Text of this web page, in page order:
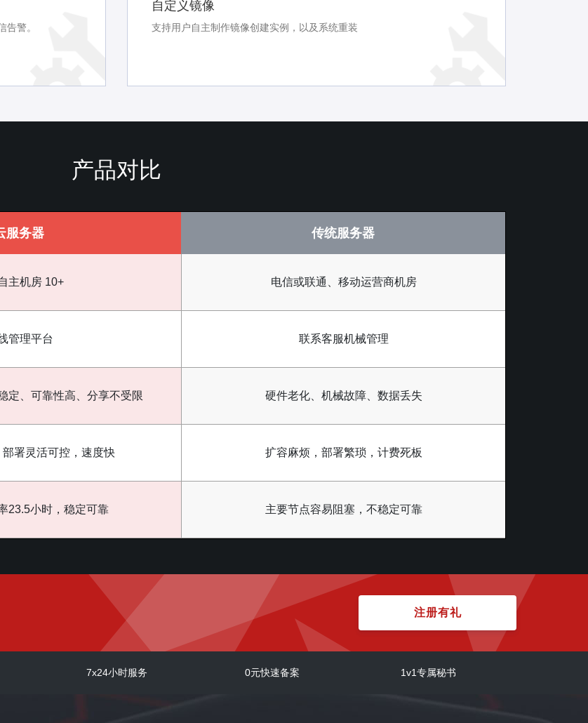
警。
自定义镜像
支持用户自主制作镜像创建实例，以及系统重装
产品对比
服务器
主机房 10+
管理平台
定、可靠性高、分享不受限
署灵活可控，速度快
23.5小时，稳定可靠
传统服务器
电信或联通、移动运营商机房
联系客服机械管理
硬件老化、机械故障、数据丢失
扩容麻烦，部署繁琐，计费死板
主要节点容易阻塞，不稳定可靠
注册有礼
7x24小时服务 0元快速备案 1v1专属秘书